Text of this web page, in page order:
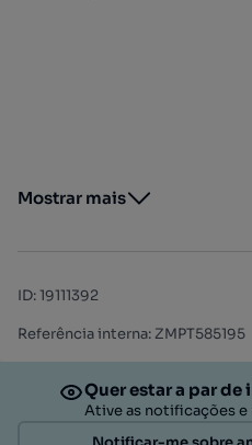
Mostrar mais
ID:19111392
Referência interna: ZMPT585195
Quer estar a par de
Ative as notificações e